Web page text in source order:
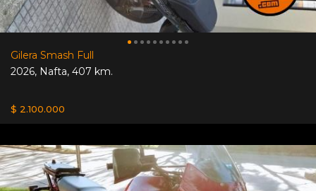
Gilera Smash Full
2026, Nafta, 407 km.
$ 2.100.000